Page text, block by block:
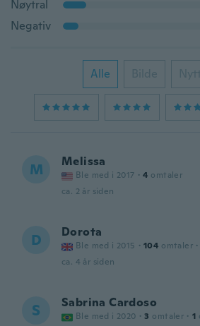
Nøytral
Negativ
Alle Bilde
M Melissa
Ble med i 2017 · 4 omtaler
ca. 2 år siden
D Dorota
Ble med i 2015 · 104 omtaler ·
ca. 4 år siden
S Sabrina Cardoso
Ble med i 2020 · 3 omtaler · 1